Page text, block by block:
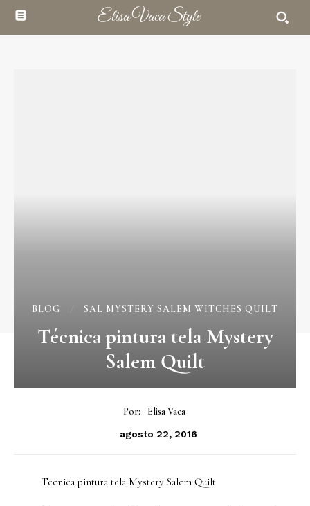
Elisa Vaca Style
BLOG SAL MYSTERY SALEM WITCHES QUILT
Técnica pintura tela Mystery
Salem Quilt
Por: Elisa Vaca
agosto 22, 2016
Técnica pintura tela Mystery Salem Quilt